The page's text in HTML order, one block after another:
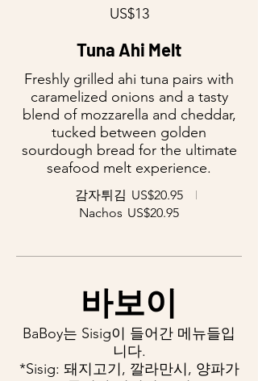
US$13
Tuna Ahi Melt
Freshly grilled ahi tuna pairs with
caramelized onions and a tasty
blend of mozzarella and cheddar,
tucked between golden
sourdough bread for the ultimate
seafood melt experience.
감자튀김 US$20.95
Nachos US$20.95
바보이
BaBoy는 Sisig이 들어간 메뉴들입
니다.
*Sisig: 돼지고기, 깔라만시, 양파가